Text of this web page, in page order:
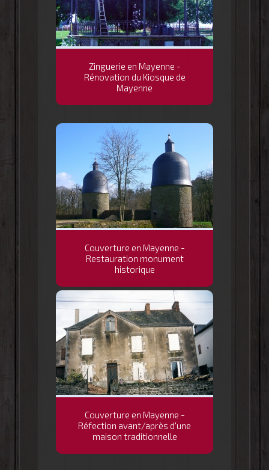
Zinguerie en Mayenne -
Rénovation du Kiosque de
Mayenne
Couverture en Mayenne -
Restauration monument
historique
Couverture en Mayenne -
Réfection avant/après d'une
maison traditionnelle